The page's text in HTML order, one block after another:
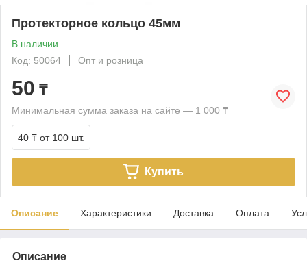
Протекторное кольцо 45мм
В наличии
Код: 50064
Опт и розница
50 ₸
Минимальная сумма заказа на сайте — 1 000 ₸
40 ₸ от 100 шт.
Купить
Описание Характеристики Доставка Оплата
Описание